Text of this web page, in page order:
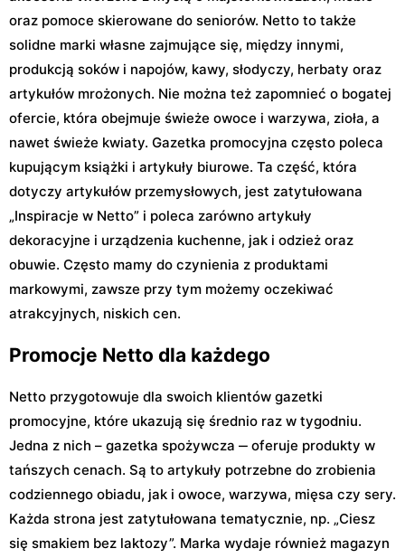
oraz pomoce skierowane do seniorów. Netto to także
solidne marki własne zajmujące się, między innymi,
produkcją soków i napojów, kawy, słodyczy, herbaty oraz
artykułów mrożonych. Nie można też zapomnieć o bogatej
ofercie, która obejmuje świeże owoce i warzywa, zioła, a
nawet świeże kwiaty. Gazetka promocyjna często poleca
kupującym książki i artykuły biurowe. Ta część, która
dotyczy artykułów przemysłowych, jest zatytułowana
„Inspiracje w Netto” i poleca zarówno artykuły
dekoracyjne i urządzenia kuchenne, jak i odzież oraz
obuwie. Często mamy do czynienia z produktami
markowymi, zawsze przy tym możemy oczekiwać
atrakcyjnych, niskich cen.
Promocje Netto dla każdego
Netto przygotowuje dla swoich klientów gazetki
promocyjne, które ukazują się średnio raz w tygodniu.
Jedna z nich – gazetka spożywcza ‒ oferuje produkty w
tańszych cenach. Są to artykuły potrzebne do zrobienia
codziennego obiadu, jak i owoce, warzywa, mięsa czy sery.
Każda strona jest zatytułowana tematycznie, np. „Ciesz
się smakiem bez laktozy”. Marka wydaje również magazyn